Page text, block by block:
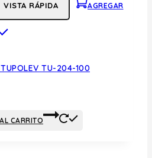
VISTA RÁPIDA AGREGAR
TU-204-100
CARRITO